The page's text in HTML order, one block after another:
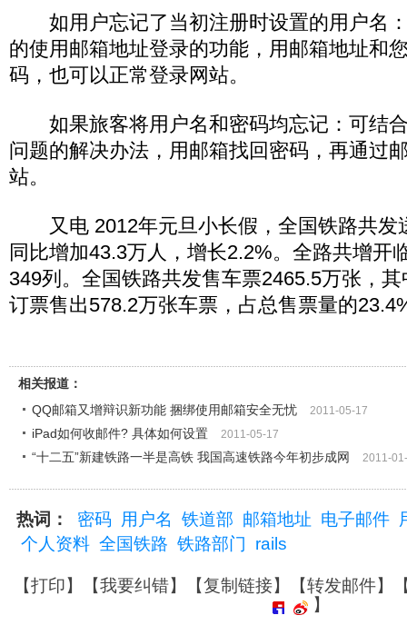
如用户忘记了当初注册时设置的用户名
的使用邮箱地址登录的功能，用邮箱地址和
码，也可以正常登录网站。
如果旅客将用户名和密码均忘记：可结
问题的解决办法，用邮箱找回密码，再通过
站。
又电 2012年元旦小长假，全国铁路共发
同比增加43.3万人，增长2.2%。全路共增开
349列。全国铁路共发售车票2465.5万张，
订票售出578.2万张车票，占总售票量的
相关报道：
QQ邮箱又增辩识新功能 捆绑使用邮箱安全无忧
2011-05-17
iPad如何收邮件? 具体如何设置 2011-05-17
“十二五”新建铁路一半是高铁 我国高速铁路今年初步成网 2011-
热词： 密码 用户名 铁道部 邮箱地址 电子邮件
个人资料 全国铁路 铁路部门 rails
【打印】【我要纠错】【复制链接】【转发邮件】
】